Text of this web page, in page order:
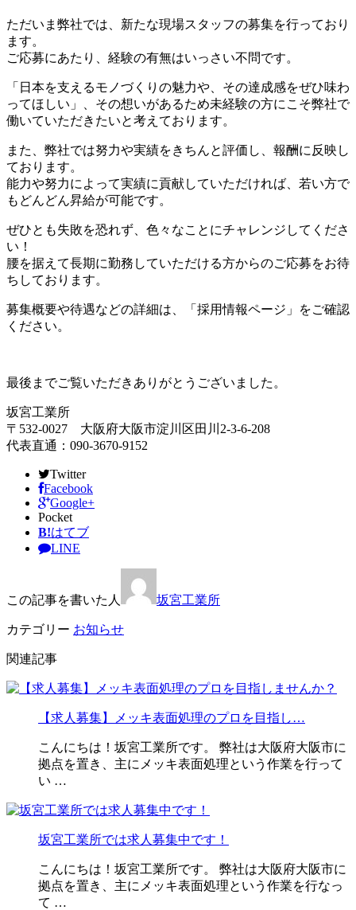
ただいま弊社では、新たな現場スタッフの募集を行っており
ます。
ご応募にあたり、経験の有無はいっさい不問です。
「日本を支えるモノづくりの魅力や、その達成感をぜひ味わ
ってほしい」、その想いがあるため未経験の方にこそ弊社で
働いていただきたいと考えております。
また、弊社では努力や実績をきちんと評価し、報酬に反映し
ております。
能力や努力によって実績に貢献していただければ、若い方で
もどんどん昇給が可能です。
ぜひとも失敗を恐れず、色々なことにチャレンジしてくださ
い！
腰を据えて長期に勤務していただける方からのご応募をお待
ちしております。
募集概要や待遇などの詳細は、「採用情報ページ」をご確認
ください。
最後までご覧いただきありがとうございました。
坂宮工業所
〒532-0027 大阪府大阪市淀川区田川2-3-6-208
代表直通：090-3670-9152
Twitter
Facebook
Google+
Pocket
B!はてブ
LINE
この記事を書いた人 坂宮工業所
カテゴリー お知らせ
関連記事
【求人募集】メッキ表面処理のプロを目指し…
こんにちは！坂宮工業所です。 弊社は大阪府大阪市に
拠点を置き、主にメッキ表面処理という作業を行って
い …
坂宮工業所では求人募集中です！
こんにちは！坂宮工業所です。 弊社は大阪府大阪市に
拠点を置き、主にメッキ表面処理という作業を行なっ
て …